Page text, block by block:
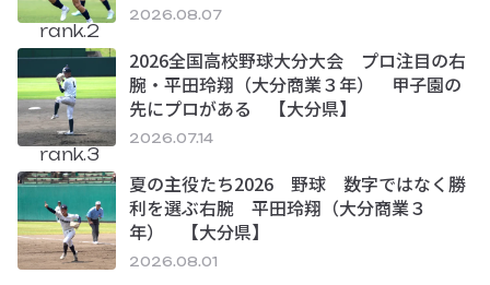
2026.08.07
rank.2
2026全国高校野球大分大会 プロ注目の右
腕・平田玲翔（大分商業３年） 甲子園の
先にプロがある 【大分県】
2026.07.14
rank.3
夏の主役たち2026 野球 数字ではなく勝
利を選ぶ右腕 平田玲翔（大分商業３
年） 【大分県】
2026.08.01